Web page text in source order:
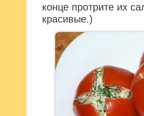
конце протрите их
красивые.)